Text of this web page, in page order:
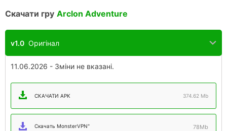
Скачати гру Arclon Adventure
v1.0 Оригінал
11.06.2026 - Зміни не вказані.
СКАЧАТИ APK 374.62 Mb
Скачать MonsterVPN" 78Mb